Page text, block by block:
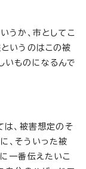
うか、市としてこ
いうのはこの被
いものになるんで
は、被害想定のそ
、そういった被
一番伝えたいこ